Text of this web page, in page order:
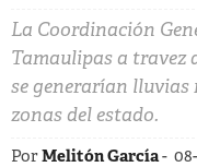
La Coordinación
Tamaulipas a travez
se generarían lluvias
zonas del estado.
PorMelitón García-